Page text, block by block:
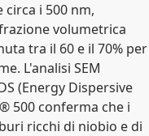
i 500 nm,
volumetrica
tra il 60 e il 70% per
L'analisi SEM
(Energy Dispersive
500 conferma che i
ricchi di niobio e di